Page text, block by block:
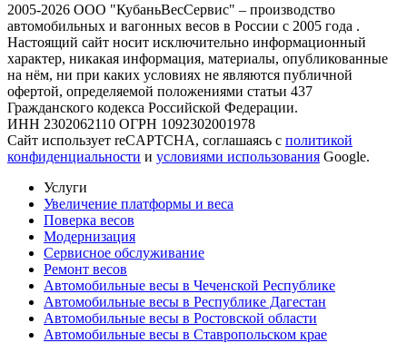
2005-2026 ООО "КубаньВесСервис" – производство
автомобильных и вагонных весов в России с 2005 года .
Настоящий сайт носит исключительно информационный
характер, никакая информация, материалы, опубликованные
на нём, ни при каких условиях не являются публичной
офертой, определяемой положениями статьи 437
Гражданского кодекса Российской Федерации.
ИНН 2302062110 ОГРН 1092302001978
Сайт использует reCAPTCHA, соглашаясь с политикой
конфиденциальности и условиями использования Google.
Услуги
Увеличение платформы и веса
Поверка весов
Модернизация
Сервисное обслуживание
Ремонт весов
Автомобильные весы в Чеченской Республике
Автомобильные весы в Республике Дагестан
Автомобильные весы в Ростовской области
Автомобильные весы в Ставропольском крае